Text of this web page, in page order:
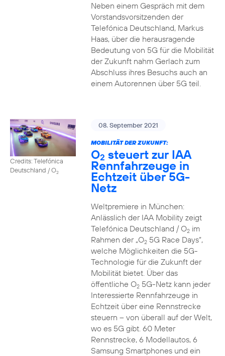
Neben einem Gespräch mit dem
Vorstandsvorsitzenden der
Telefónica Deutschland, Markus
Haas, über die herausragende
Bedeutung von 5G für die Mobilität
der Zukunft nahm Gerlach zum
Abschluss ihres Besuchs auch an
einem Autorennen über 5G teil.
Credits: Telefónica
Deutschland / O2
08. September 2021
MOBILITÄT DER ZUKUNFT:
O2 steuert zur IAA
Rennfahrzeuge in
Echtzeit über 5G-
Netz
Weltpremiere in München:
Anlässlich der IAA Mobility zeigt
Telefónica Deutschland / O2im
Rahmen der „O25G Race Days“,
welche Möglichkeiten die 5G-
Technologie für die Zukunft der
Mobilität bietet. Über das
öffentliche O25G-Netz kann jeder
Interessierte Rennfahrzeuge in
Echtzeit über eine Rennstrecke
steuern – von überall auf der Welt,
wo es 5G gibt. 60 Meter
Rennstrecke, 6 Modellautos, 6
Samsung Smartphones und ein